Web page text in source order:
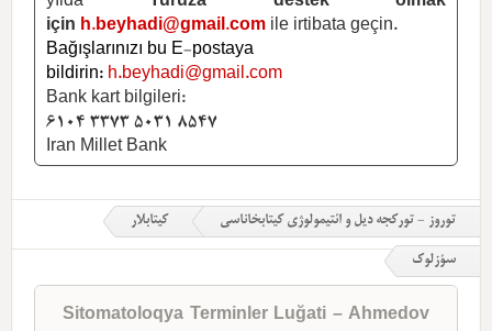
için h.beyhadi@gmail.com ile irtibata geçin.
Bağışlarınızı bu E-postaya
bildirin: h.beyhadi@gmail.com
Bank kart bilgileri:
6104 3373 5031 8547
Iran Millet Bank
توروز - تورکجه دیل و ائتیمولوژی کیتابخاناسی کیتابلار
سؤزلوک
Sitomatoloqya Terminler Luğati – Ahmedov